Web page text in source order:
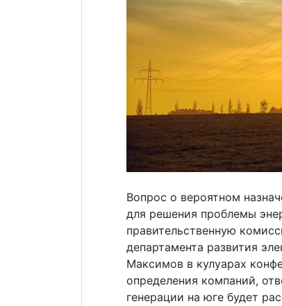
Вопрос о вероятном
для решения проблемы
правительственную
департамента развития
Максимов в кулуарах
определения компаний,
генерации на юге будет